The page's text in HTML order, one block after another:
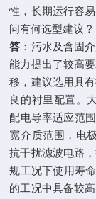
性，长期运行容
问有何选型建议？
答 ：污水及含固
能力提出了较高
移，建议选用具
良的衬里配置。
配电导率适应范
宽介质范围，电
抗干扰滤波电路
规工况下使用寿
的工况中具备较